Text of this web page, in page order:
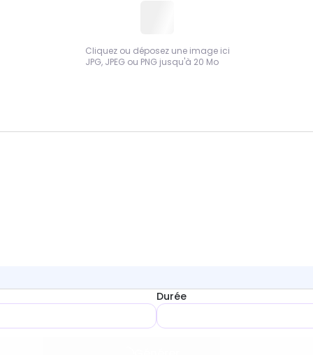
Cliquez ou déposez une image ici
JPG, JPEG ou PNG jusqu'à 20 Mo
Durée